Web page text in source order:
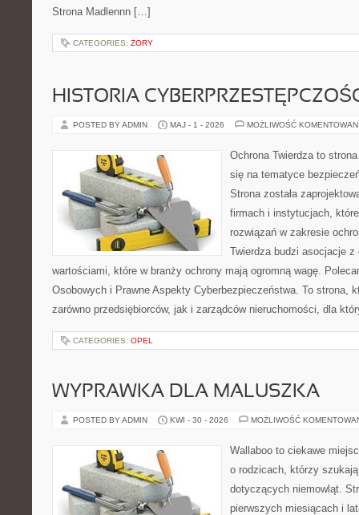
Strona Madlennn […]
CATEGORIES: ŻORY
HISTORIA
POSTED BY ADMIN MAJ - 1 - 2026 MOŻLIWOŚĆ
Ochrona Twierdza to
się na tematyce
Strona została
firmach i instytucjach,
rozwiązań w zakresie
Twierdza budzi asocjacje
wartościami, które w branży ochrony mają ogromną wagę.
Osobowych i Prawne Aspekty Cyberbezpieczeństwa. To strona,
zarówno przedsiębiorców, jak i zarządców nieruchomości, dla
CATEGORIES: OPEL
WYPRAWKA DLA MALUSZKA
POSTED BY ADMIN KWI - 30 - 2026 MOŻLIWOŚĆ
Wallaboo to ciekawe
o rodzicach, którzy
dotyczących niemowląt.
pierwszych miesiącach i